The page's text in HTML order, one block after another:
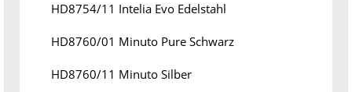
HD8754/11 Intelia Evo Edelstahl
HD8760/01 Minuto Pure Schwarz
HD8760/11 Minuto Silber